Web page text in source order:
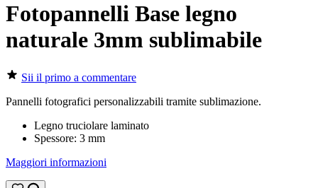
Fotopannelli Base legno
naturale 3mm sublimabile
Sii il primo a commentare
Pannelli fotografici personalizzabili tramite sublimazione.
Legno truciolare laminato
Spessore: 3 mm
Maggiori informazioni